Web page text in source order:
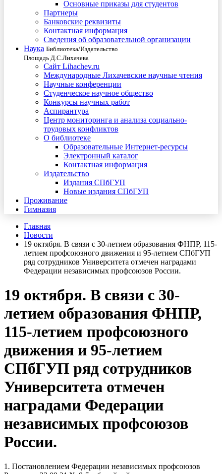
Основные приказы для студентов
Партнеры
Банковские реквизиты
Контактная информация
Сведения об образовательной организации
Наука Библиотека/Издательство
Площадь Д.С.Лихачева
Сайт Lihachev.ru
Международные Лихачевские научные чтения
Научные конференции
Студенческое научное общество
Конкурсы научных работ
Аспирантура
Центр мониторинга и анализа социально-
трудовых конфликтов
О библиотеке
Образовательные Интернет-ресурсы
Электронный каталог
Контактная информация
Издательство
Издания СПбГУП
Новые издания СПбГУП
Проживание
Гимназия
Главная
Новости
19 октября. В связи с 30-летием образования ФНПР, 115-
летием профсоюзного движения и 95-летием СПбГУП
ряд сотрудников Университета отмечен наградами
Федерации независимых профсоюзов России.
19 октября. В связи с 30-
летием образования ФНПР,
115-летием профсоюзного
движения и 95-летием
СПбГУП ряд сотрудников
Университета отмечен
наградами Федерации
независимых профсоюзов
России.
1. Постановлением Федерации независимых профсоюзов